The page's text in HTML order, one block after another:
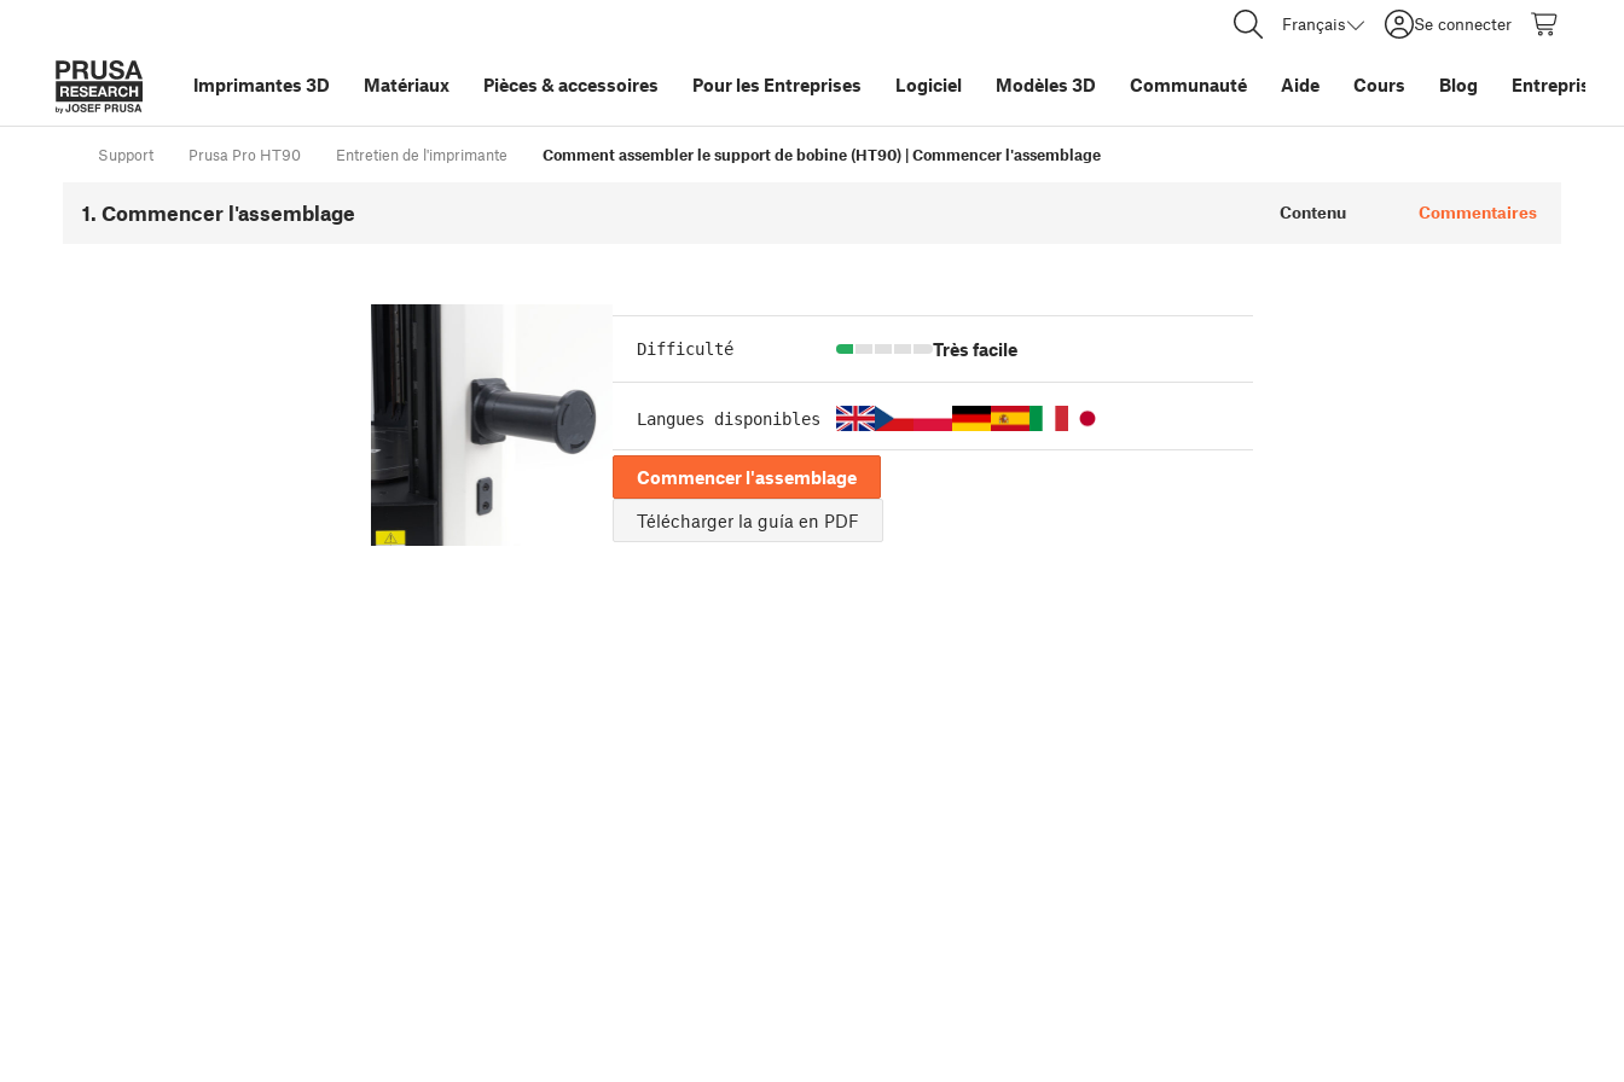
Français Se connecter
Imprimantes 3D Matériaux Pièces &accessoires Pour les Entreprises Logiciel Modèles 3D Communauté Aide Cours Blog Entreprise
Support Prusa Pro HT90 Entretien de l'imprimante Comment assembler le support de bobine (HT90) | Commencer l'assemblage
1. Commencer l'assemblage Contenu Commentaires
Difficulté Très facile
Langues disponibles
Commencer l'assemblage
Télécharger la guía en PDF